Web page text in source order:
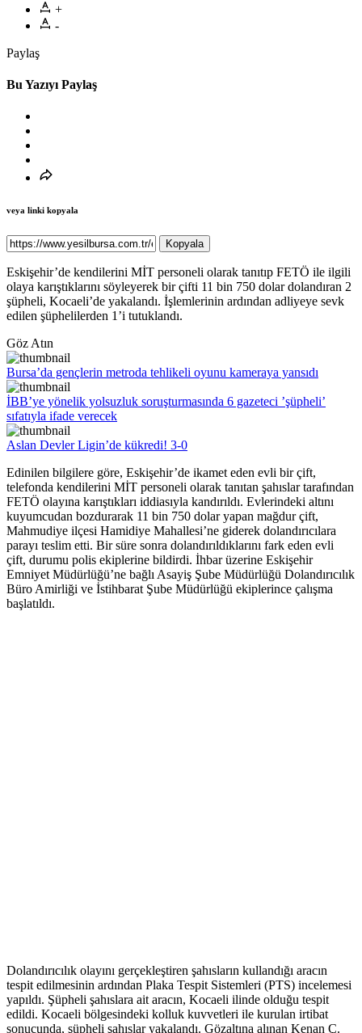
+
-
Paylaş
Bu Yazıyı Paylaş
veya linki kopyala
Kopyala
Eskişehir’de kendilerini MİT personeli olarak tanıtıp FETÖ ile ilgili
olaya karıştıklarını söyleyerek bir çifti 11 bin 750 dolar dolandıran 2
şüpheli, Kocaeli’de yakalandı. İşlemlerinin ardından adliyeye sevk
edilen şüphelilerden 1’i tutuklandı.
Göz Atın
Bursa’da gençlerin metroda tehlikeli oyunu kameraya yansıdı
İBB’ye yönelik yolsuzluk soruşturmasında 6 gazeteci ’şüpheli’
sıfatıyla ifade verecek
Aslan Devler Ligin’de kükredi! 3-0
Edinilen bilgilere göre, Eskişehir’de ikamet eden evli bir çift,
telefonda kendilerini MİT personeli olarak tanıtan şahıslar tarafından
FETÖ olayına karıştıkları iddiasıyla kandırıldı. Evlerindeki altını
kuyumcudan bozdurarak 11 bin 750 dolar yapan mağdur çift,
Mahmudiye ilçesi Hamidiye Mahallesi’ne giderek dolandırıcılara
parayı teslim etti. Bir süre sonra dolandırıldıklarını fark eden evli
çift, durumu polis ekiplerine bildirdi. İhbar üzerine Eskişehir
Emniyet Müdürlüğü’ne bağlı Asayiş Şube Müdürlüğü Dolandırıcılık
Büro Amirliği ve İstihbarat Şube Müdürlüğü ekiplerince çalışma
başlatıldı.
Dolandırıcılık olayını gerçekleştiren şahısların kullandığı aracın
tespit edilmesinin ardından Plaka Tespit Sistemleri (PTS) incelemesi
yapıldı. Şüpheli şahıslara ait aracın, Kocaeli ilinde olduğu tespit
edildi. Kocaeli bölgesindeki kolluk kuvvetleri ile kurulan irtibat
sonucunda, şüpheli şahıslar yakalandı. Gözaltına alınan Kenan Ç.